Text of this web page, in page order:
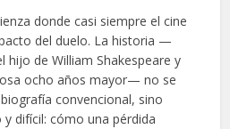
donde casi siempre el cine
del duelo. La historia —
hijo de William Shakespeare y
ocho años mayor— no se
convencional, sino
difícil: cómo una pérdida